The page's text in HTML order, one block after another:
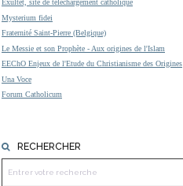
Exultet, site de téléchargement catholique
Mysterium fidei
Fraternité Saint-Pierre (Belgique)
Le Messie et son Prophète - Aux origines de l'Islam
EEChO Enjeux de l'Etude du Christianisme des Origines
Una Voce
Forum Catholicum
RECHERCHER